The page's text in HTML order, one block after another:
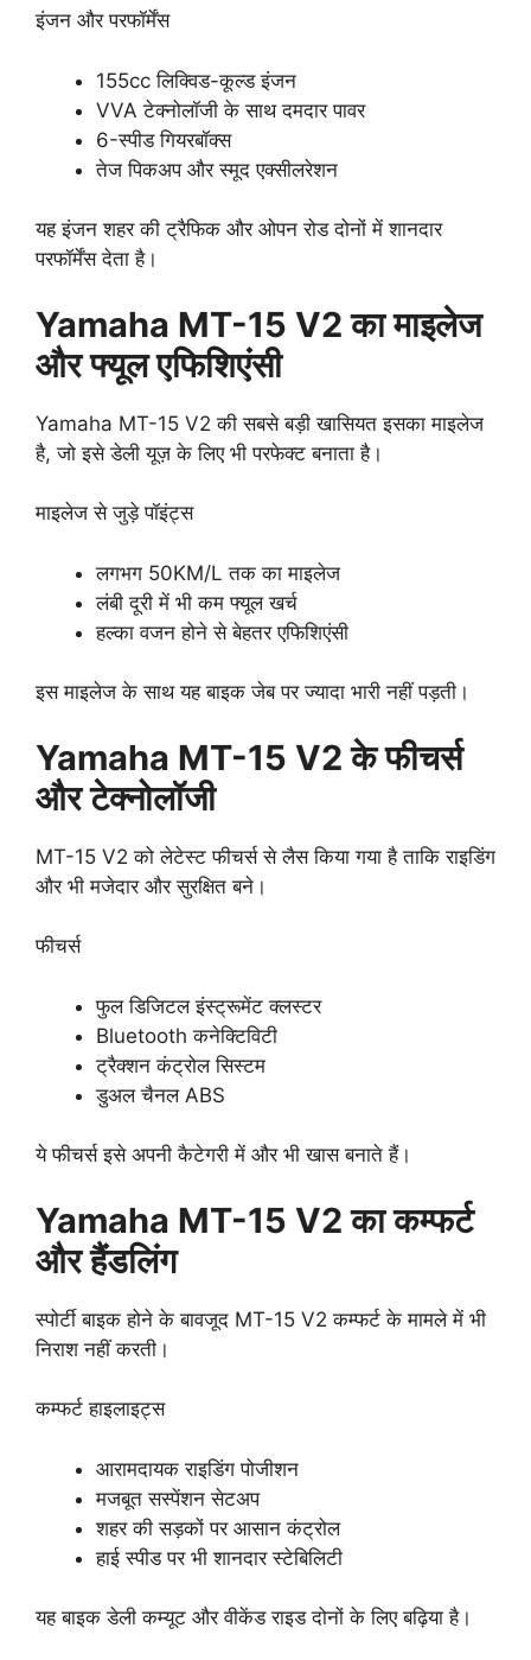
इंजन और परफॉर्मेंस
155cc लिक्विड-कूल्ड इंजन
VVA टेक्नोलॉजी के साथ दमदार पावर
6-स्पीड गियरबॉक्स
तेज पिकअप और स्मूद एक्सीलरेशन
यह इंजन शहर की ट्रैफिक और ओपन रोड दोनों में शानदार
परफॉर्मेंस देता है।
Yamaha MT-15 V2 का माइलेज
और फ्यूल एफिशिएंसी
Yamaha MT-15 V2 की सबसे बड़ी खासियत इसका माइलेज
है, जो इसे डेली यूज़ के लिए भी परफेक्ट बनाता है।
माइलेज से जुड़े पॉइंट्स
लगभग 50KM/L तक का माइलेज
लंबी दूरी में भी कम फ्यूल खर्च
हल्का वजन होने से बेहतर एफिशिएंसी
इस माइलेज के साथ यह बाइक जेब पर ज्यादा भारी नहीं पड़ती।
Yamaha MT-15 V2 के फीचर्स
और टेक्नोलॉजी
MT-15 V2 को लेटेस्ट फीचर्स से लैस किया गया है ताकि राइडिंग
और भी मजेदार और सुरक्षित बने।
फीचर्स
फुल डिजिटल इंस्ट्रूमेंट क्लस्टर
Bluetooth कनेक्टिविटी
ट्रैक्शन कंट्रोल सिस्टम
डुअल चैनल ABS
ये फीचर्स इसे अपनी कैटेगरी में और भी खास बनाते हैं।
Yamaha MT-15 V2 का कम्फर्ट
और हैंडलिंग
स्पोर्टी बाइक होने के बावजूद MT-15 V2 कम्फर्ट के मामले में भी
निराश नहीं करती।
कम्फर्ट हाइलाइट्स
आरामदायक राइडिंग पोजीशन
मजबूत सस्पेंशन सेटअप
शहर की सड़कों पर आसान कंट्रोल
हाई स्पीड पर भी शानदार स्टेबिलिटी
यह बाइक डेली कम्यूट और वीकेंड राइड दोनों के लिए बढ़िया है।